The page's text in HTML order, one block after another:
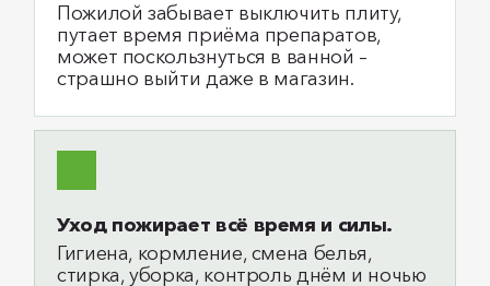
Пожилой забывает выключить плиту,
путает время приёма препаратов,
может поскользнуться в ванной –
страшно выйти даже в магазин.
Уход пожирает всё время и силы.
Гигиена, кормление, смена белья,
стирка, уборка, контроль днём и ночью